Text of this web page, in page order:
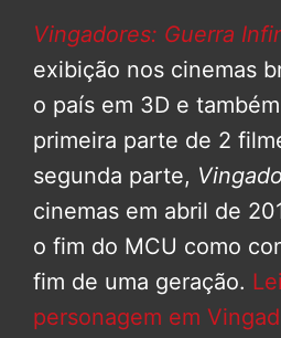
Vingadores: Guerra
exibição nos cinemas
o país em 3D e
primeira parte de 2
segunda parte,
cinemas em abril de
o fim do MCU como
fim de uma geração.
personagem em